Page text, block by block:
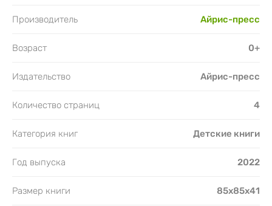
Производитель Айрис-пресс
Возраст 0+
Издательство Айрис-пресс
Количество страниц 4
Категория книг Детские книги
Год выпуска 2022
Размер книги 85x85x41